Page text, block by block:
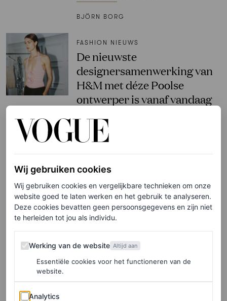
BJÖRN BORG
FASHION NIEUWS
De nieuwste
designersamenwerking van
H&M met déze Poolse
ontwerper is vanaf vandaag
LOIS LAVERNE
FASHION NIEUWS
Zien: H&M lanceert een
collectie geïnspireerd op
‘The White Lotus’
FASHION NIEUWS
H&M lanceert nieuwe
Wij gebruiken cookies
Wij gebruiken cookies en vergelijkbare technieken om onze
website goed te laten werken en het gebruik te analyseren.
Deze cookies bevatten geen persoonsgegevens en zijn niet
te herleiden tot jou als individu.
Werking van de website
Werking van de website Altijd aan
Essentiële cookies voor het functioneren van de
website.
Analytics
Analytics